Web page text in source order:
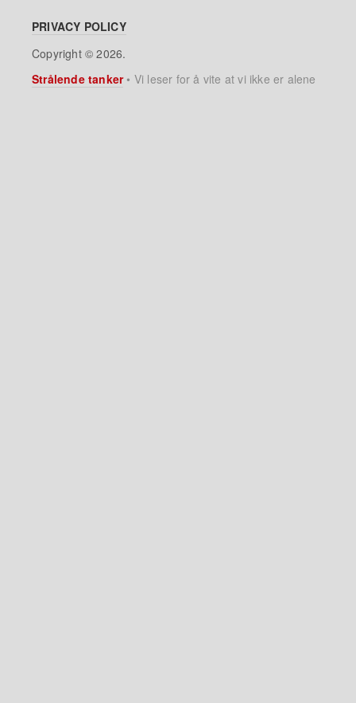
PRIVACY POLICY
Copyright © 2026.
Strålende tanker• Vi leser for å vite at vi ikke er alene